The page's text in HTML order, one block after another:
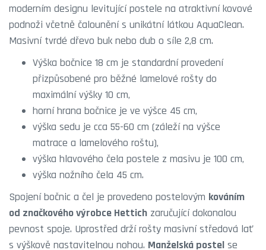
moderním designu levitující postele na atraktivní kovové
podnoži včetně čalounění s unikátní látkou AquaClean.
Masivní tvrdé dřevo buk nebo dub o síle 2,8 cm.
Výška bočnice 18 cm je standardní provedení
přizpůsobené pro běžné lamelové rošty do
maximální výšky 10 cm,
horní hrana bočnice je ve výšce 45 cm,
výška sedu je cca 55-60 cm (záleží na výšce
matrace a lamelového roštu),
výška hlavového čela postele z masivu je 100 cm,
výška nožního čela 45 cm.
Spojení bočnic a čel je provedeno postelovým kováním
od značkového výrobce Hettich zaručující dokonalou
pevnost spoje. Uprostřed drží rošty masivní středová lať
s výškově nastavitelnou nohou. Manželská postel se